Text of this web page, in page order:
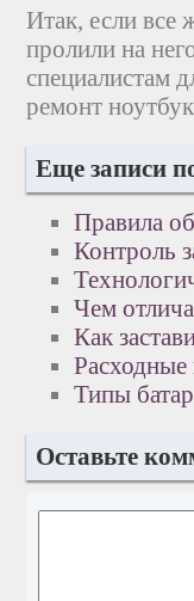
Итак, если все
пролили на
специалистам
ремонт
Еще записи
Правила
Контроль
Чем
Как
Расходные
Типы
Оставьте